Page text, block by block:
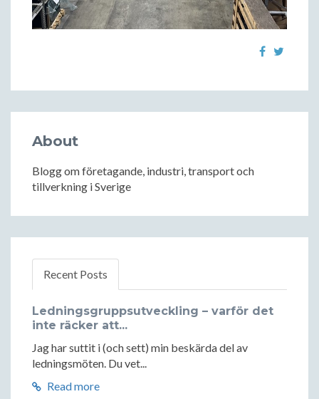
About
Blogg om företagande, industri, transport och
tillverkning i Sverige
Recent Posts
Ledningsgruppsutveckling – varför det
inte räcker att...
Jag har suttit i (och sett) min beskärda del av
ledningsmöten. Du vet...
Read more